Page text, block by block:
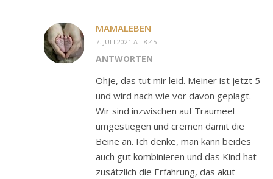
MAMALEBEN
7. JULI 2021 AT 8:45
ANTWORTEN
Ohje, das tut mir leid. Meiner ist jetzt 5
und wird nach wie vor davon geplagt.
Wir sind inzwischen auf Traumeel
umgestiegen und cremen damit die
Beine an. Ich denke, man kann beides
auch gut kombinieren und das Kind hat
zusätzlich die Erfahrung, das akut